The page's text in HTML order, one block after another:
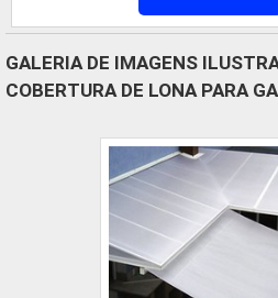
gramado. VANTAGENS DA
resistente contra fenômenos
rajadas intensas de vento, excesso
GALERIA DE IMAGENS
COBERTURA DE LONA PARA